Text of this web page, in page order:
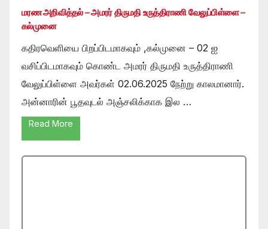
மரண அறிவித்தல் – அமரர் திருமதி உருத்திராணி வேலுப்பிள்ளை –
கல்முனை
கதிரவெளியை பிறப்பிடமாகவும் ,கல்முனை – 02 ஐ
வசிப்பிடமாகவும் கொண்ட அமரர் திருமதி உருத்திராணி
வேலுப்பிள்ளை அவர்கள் 02.06.2025 நேற்று காலமானார்.
அன்னாரின் பூதவுடல் அஞ்சலிக்காக இல …
Read More